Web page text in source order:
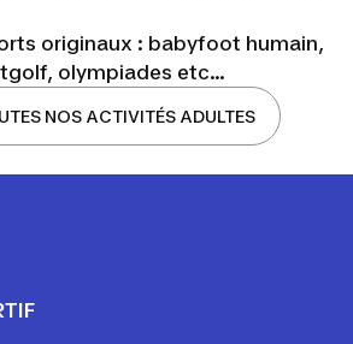
originaux : babyfoot humain,
olympiades etc...
NOS ACTIVITÉS ADULTES